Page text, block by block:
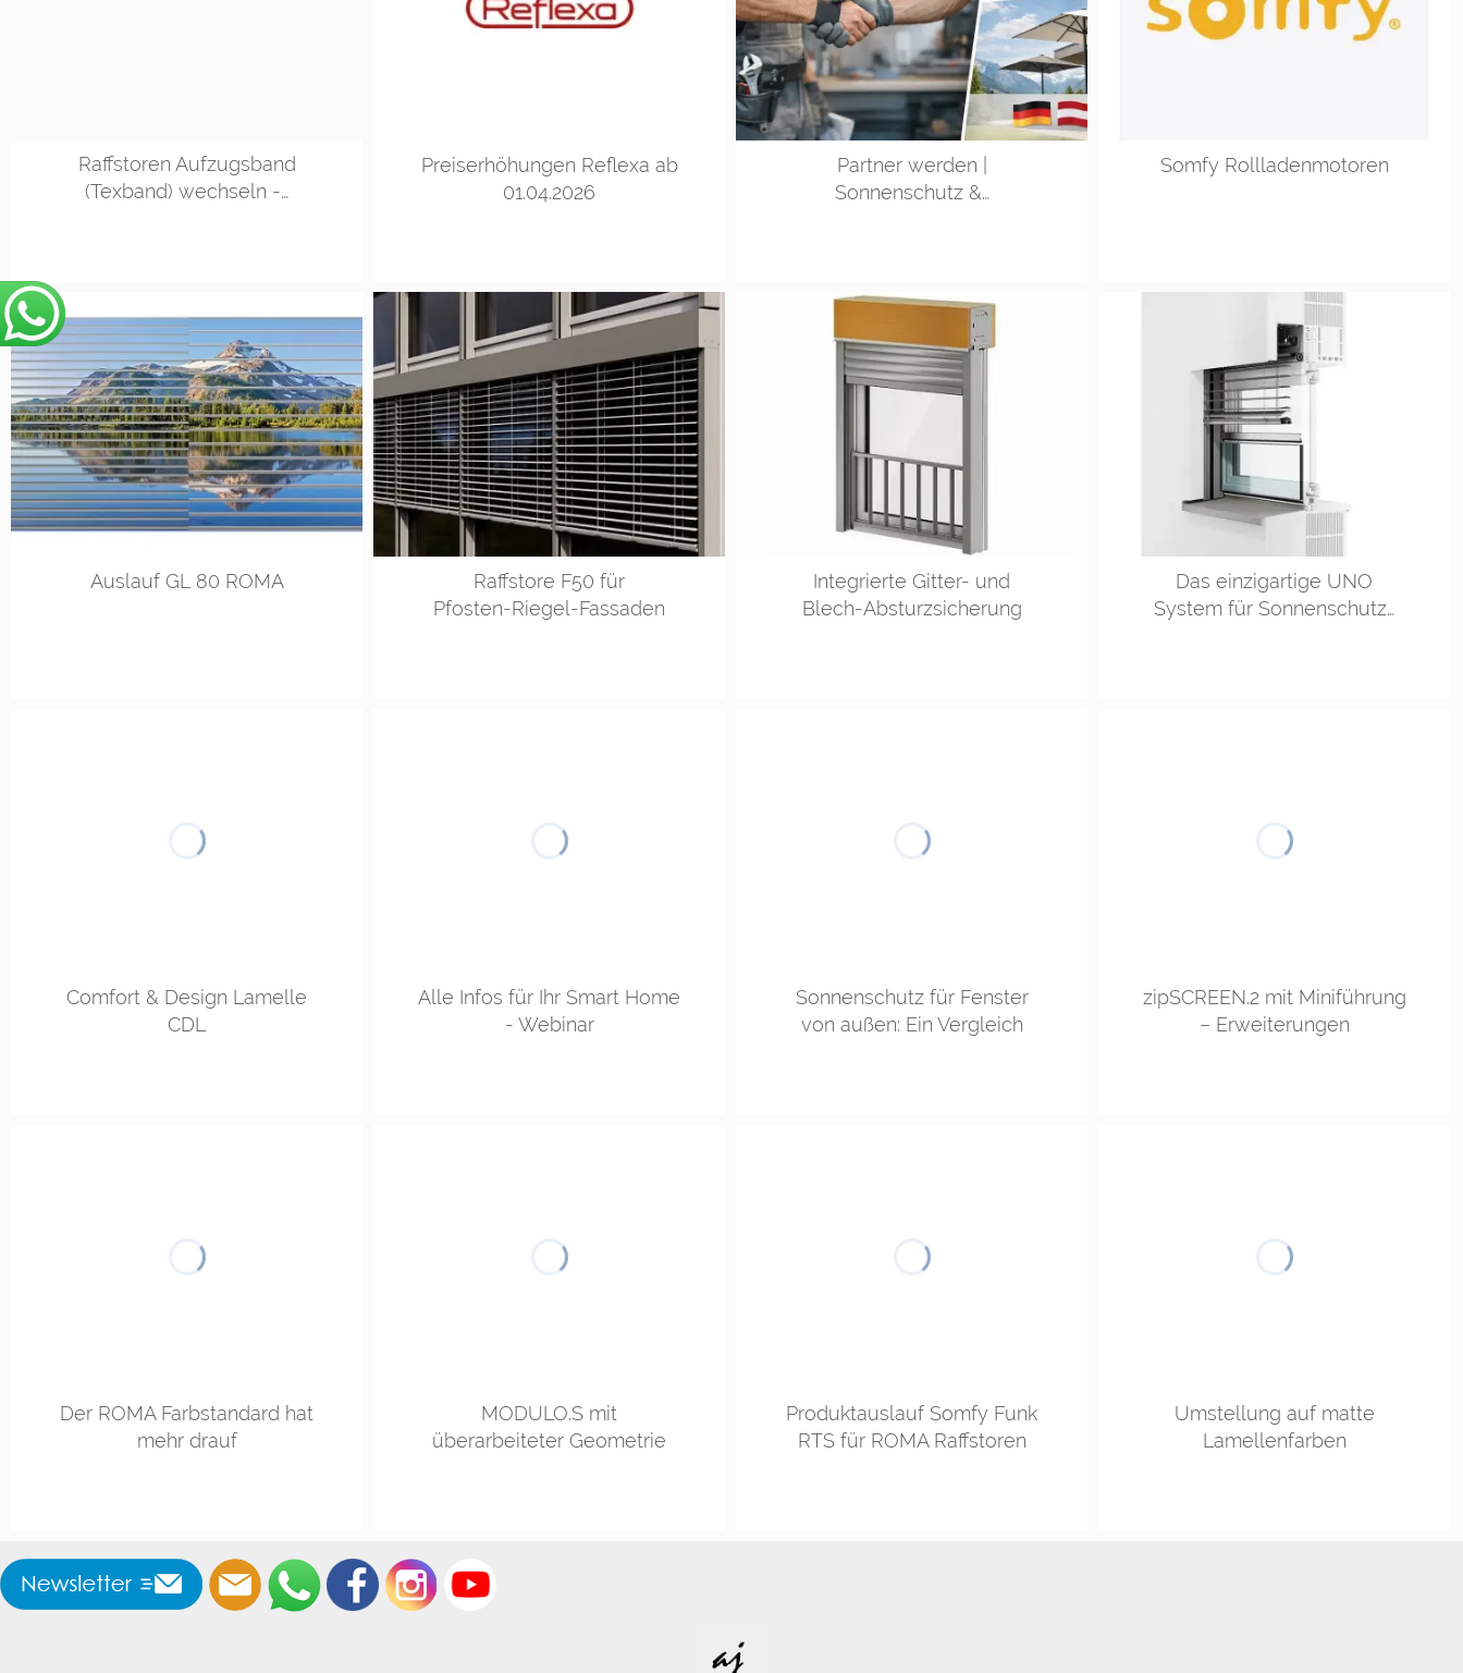
Raffstoren Aufzugsband
(Texband) wechseln -…
Preiserhöhungen Reflexa ab
01.04.2026
Partner werden |
Sonnenschutz &…
Somfy Rollladenmotoren
Auslauf GL 80 ROMA
Raffstore F50 für
Pfosten-Riegel-Fassaden
Integrierte Gitter- und
Blech-Absturzsicherung
Das einzigartige UNO
System für Sonnenschutz…
Comfort & Design Lamelle
CDL
Alle Infos für Ihr Smart Home
- Webinar
Sonnenschutz für Fenster
von außen: Ein Vergleich
zipSCREEN.2 mit Miniführung
– Erweiterungen
Der ROMA Farbstandard hat
mehr drauf
MODULO.S mit
überarbeiteter Geometrie
Produktauslauf Somfy Funk
RTS für ROMA Raffstoren
Umstellung auf matte
Lamellenfarben